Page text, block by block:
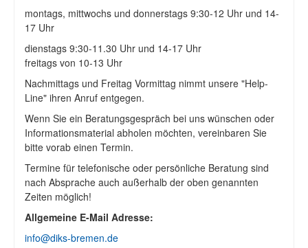
montags, mittwochs und donnerstags 9:30-12 Uhr und 14-
17 Uhr
dienstags 9:30-11.30 Uhr und 14-17 Uhr
freitags von 10-13 Uhr
Nachmittags und Freitag Vormittag nimmt unsere "Help-
Line" ihren Anruf entgegen.
Wenn Sie ein Beratungsgespräch bei uns wünschen oder
Informationsmaterial abholen möchten, vereinbaren Sie
bitte vorab einen Termin.
Termine für telefonische oder persönliche Beratung sind
nach Absprache auch außerhalb der oben genannten
Zeiten möglich!
Allgemeine E-Mail Adresse:
info@diks-bremen.de